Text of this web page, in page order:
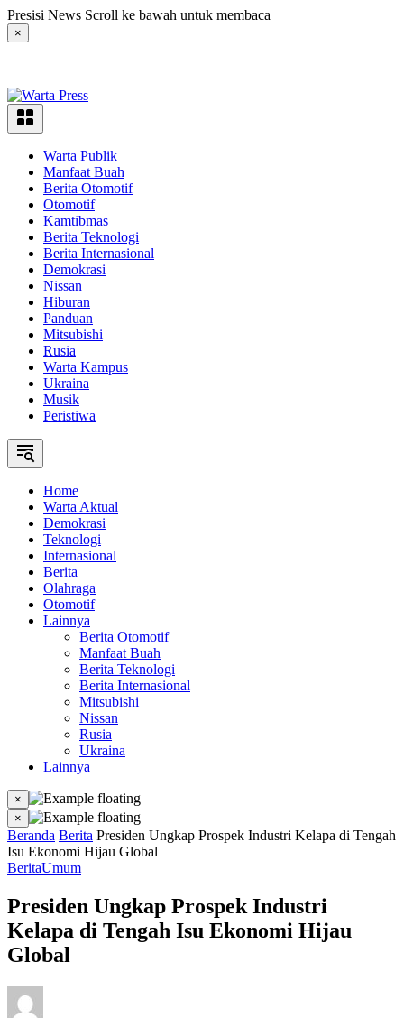
Langsung
ke
konten
Presisi News Scroll ke bawah untuk membaca
×
Warta Publik
Manfaat Buah
Berita Otomotif
Otomotif
Kamtibmas
Berita Teknologi
Berita Internasional
Demokrasi
Nissan
Hiburan
Panduan
Mitsubishi
Rusia
Warta Kampus
Ukraina
Musik
Peristiwa
Home
Warta Aktual
Demokrasi
Teknologi
Internasional
Berita
Olahraga
Otomotif
Lainnya
Berita Otomotif
Manfaat Buah
Berita Teknologi
Berita Internasional
Mitsubishi
Nissan
Rusia
Ukraina
Lainnya
×
×
Beranda Berita Presiden Ungkap Prospek Industri Kelapa di Tengah
Isu Ekonomi Hijau Global
BeritaUmum
Presiden Ungkap Prospek Industri
Kelapa di Tengah Isu Ekonomi Hijau
Global